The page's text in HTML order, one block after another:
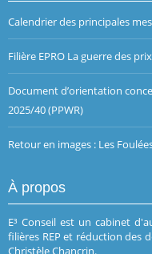
Calendrier des principales
Filière EPRO La guerre des
Document d’orientation
2025/40 (PPWR)
Retour en images : Les
À propos
E³ Conseil est un cabinet
filières REP et réduction des
Christèle Chancrin.